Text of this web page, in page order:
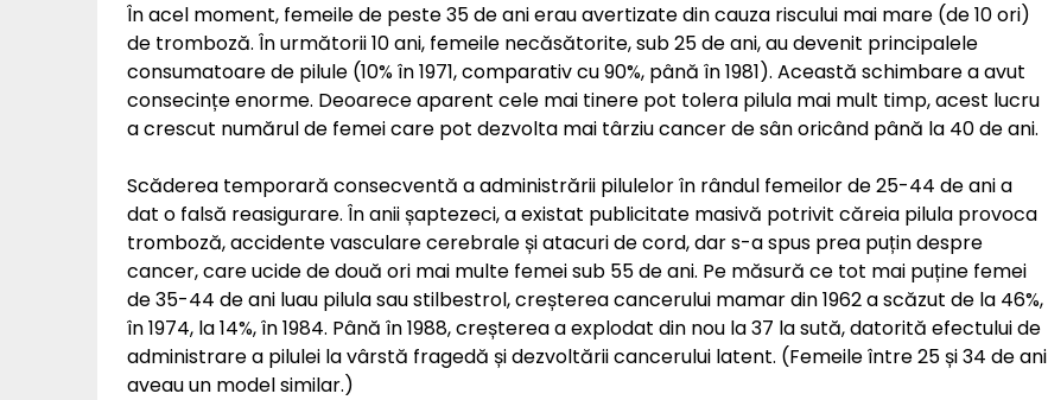
În acel moment, femeile de peste 35 de ani erau avertizate din cauza riscului mai mare (de 10 ori)
de tromboză. În următorii 10 ani, femeile necăsătorite, sub 25 de ani, au devenit principalele
consumatoare de pilule (10% în 1971, comparativ cu 90%, până în 1981). Această schimbare a avut
consecințe enorme. Deoarece aparent cele mai tinere pot tolera pilula mai mult timp, acest lucru
a crescut numărul de femei care pot dezvolta mai târziu cancer de sân oricând până la 40 de ani.
Scăderea temporară consecventă a administrării pilulelor în rândul femeilor de 25-44 de ani a
dat o falsă reasigurare. În anii șaptezeci, a existat publicitate masivă potrivit căreia pilula provoca
tromboză, accidente vasculare cerebrale și atacuri de cord, dar s-a spus prea puțin despre
cancer, care ucide de două ori mai multe femei sub 55 de ani. Pe măsură ce tot mai puține femei
de 35-44 de ani luau pilula sau stilbestrol, creșterea cancerului mamar din 1962 a scăzut de la 46%,
în 1974, la 14%, în 1984. Până în 1988, creșterea a explodat din nou la 37 la sută, datorită efectului de
administrare a pilulei la vârstă fragedă și dezvoltării cancerului latent. (Femeile între 25 și 34 de ani
aveau un model similar.)